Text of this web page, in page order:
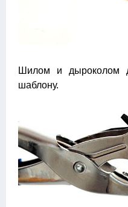
Шилом и дыроколом
шаблону.